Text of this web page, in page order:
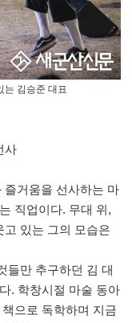
는 김승준 대표
사
즐거움을 선사하는 마
직업이다. 무대 위 ,
고 있는 그의 모습은
들만 추구하던 김 대
. 학창시절 마술 동아
으로 독학하며 지금